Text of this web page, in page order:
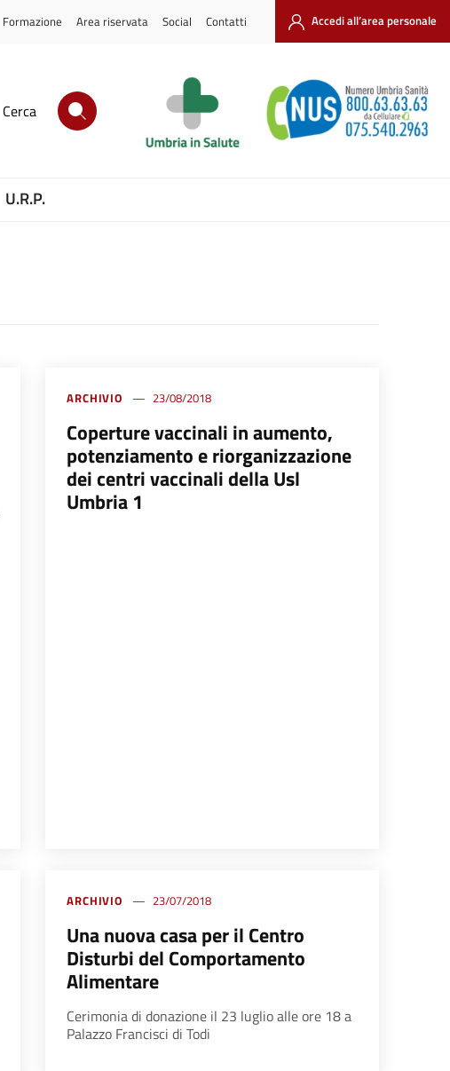
Formazione Area riservata Social Contatti Accedi all’area personale
Cerca
U.R.P.
ARCHIVIO 23/08/2018
Coperture vaccinali in aumento,
potenziamento e riorganizzazione
dei centri vaccinali della Usl
Umbria 1
ARCHIVIO 23/07/2018
Una nuova casa per il Centro
Disturbi del Comportamento
Alimentare
Cerimonia di donazione il 23 luglio alle ore 18 a
Palazzo Francisci di Todi